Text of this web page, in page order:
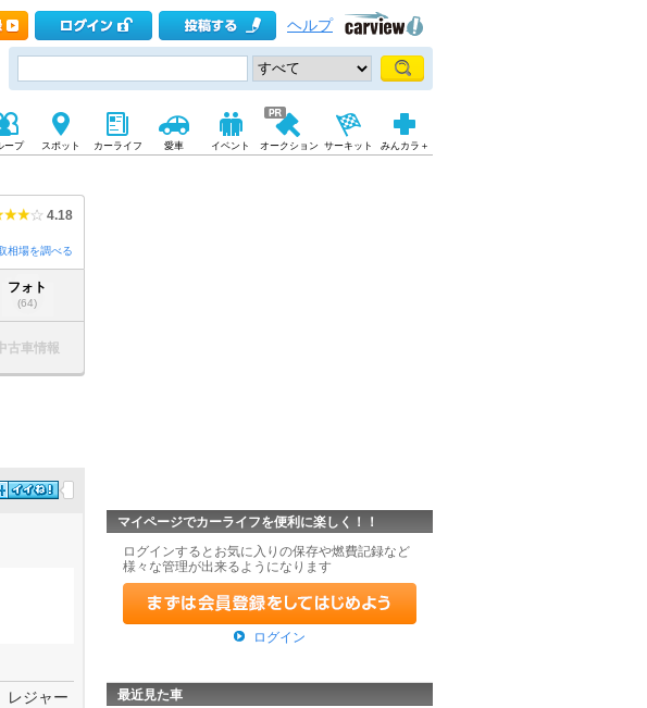
ヘルプ
ープ スポット カーライフ 愛車 イベント オークション サーキット みんカラ＋
4.18
相場を調べる
フォト
(64)
古車情報
レジャー
マイページでカーライフを便利に楽しく！！
ログインするとお気に入りの保存や燃費記録など
様々な管理が出来るようになります
ログイン
最近見た車